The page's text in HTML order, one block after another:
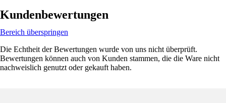
Kundenbewertungen
Bereich überspringen
Die Echtheit der Bewertungen wurde von uns nicht überprüft.
Bewertungen können auch von Kunden stammen, die die Ware nicht
nachweislich genutzt oder gekauft haben.